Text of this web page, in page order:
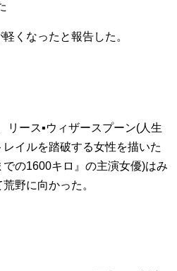
くなったと報告した。
リース▪ウィザースプーン(人生
イルを踏破する女性を描いた
の1600キロ』の主演女優)はみ
野に向かった。